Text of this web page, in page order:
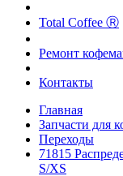
Total Coffee Ⓡ
Ремонт
Контакты
Главная
Запчасти для
Переходы
71815
S/XS